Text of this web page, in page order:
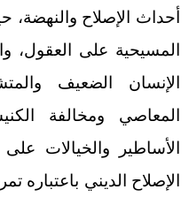
أحداث الإصلاح والنهضة،
المسيحية على العقول،
الإنسان الضعيف
المعاصي ومخالفة
الأساطير والخيالات
الإصلاح الديني باعتباره